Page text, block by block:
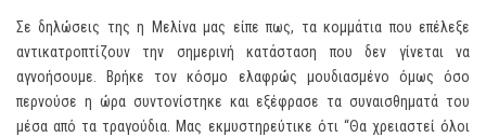
Σε δηλώσεις της η Μελίνα μας είπε πως, τα κομμάτια που επέλεξε
αντικατροπτίζουν την σημερινή κατάσταση που δεν γίνεται να
αγνοήσουμε. Βρήκε τον κόσμο ελαφρώς μουδιασμένο όμως όσο
περνούσε η ώρα συντονίστηκε και εξέφρασε τα συναισθηματά του
μέσα από τα τραγούδια. Μας εκμυστηρεύτικε ότι “Θα χρειαστεί όλοι